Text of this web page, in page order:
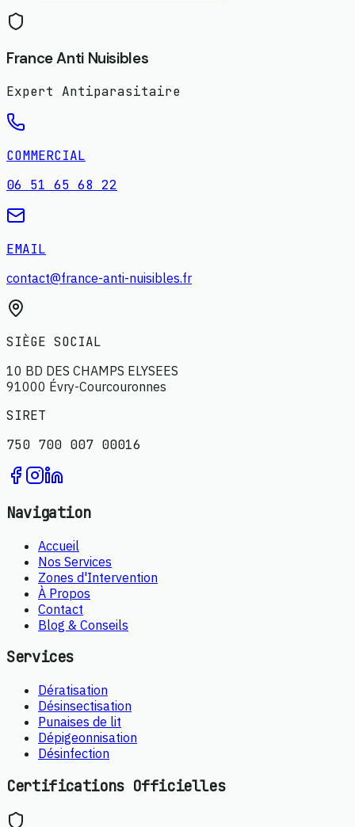
France Anti Nuisibles
Expert Antiparasitaire
COMMERCIAL
06 51 65 68 22
EMAIL
contact@france-anti-nuisibles.fr
SIÈGE SOCIAL
10 BD DES CHAMPS ELYSEES
91000 Évry-Courcouronnes
SIRET
750 700 007 00016
Navigation
Accueil
Nos Services
Zones d'Intervention
À Propos
Contact
Blog & Conseils
Services
Dératisation
Désinsectisation
Punaises de lit
Dépigeonnisation
Désinfection
Certifications Officielles